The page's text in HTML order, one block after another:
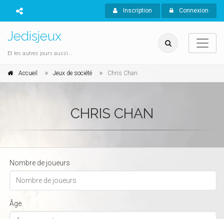
Inscription Connexion
Jedisjeux
Et les autres jours aussi...
Accueil Jeux de société Chris Chan
CHRIS CHAN
Nombre de joueurs
Âge